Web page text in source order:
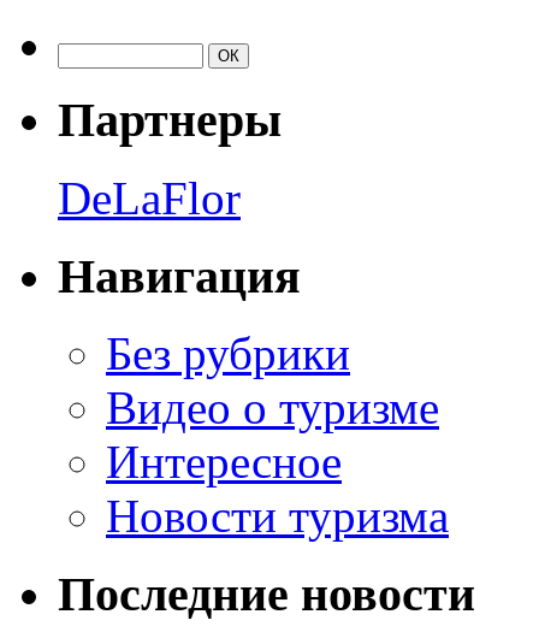
Партнеры
DeLaFlor
Навигация
Без рубрики
Видео о туризме
Интересное
Новости туризма
Последние новости